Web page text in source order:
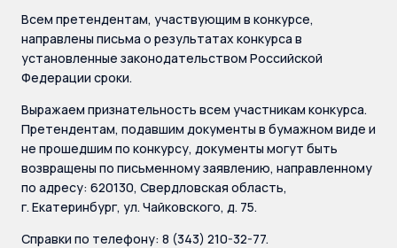
Всем претендентам, участвующим в конкурсе,
направлены письма о результатах конкурса в
установленные законодательством Российской
Федерации сроки.
Выражаем признательность всем участникам конкурса.
Претендентам, подавшим документы в бумажном виде и
не прошедшим по конкурсу, документы могут быть
возвращены по письменному заявлению, направленному
по адресу: 620130, Свердловская область,
г. Екатеринбург, ул. Чайковского, д. 75.
Справки по телефону: 8 (343) 210-32-77.